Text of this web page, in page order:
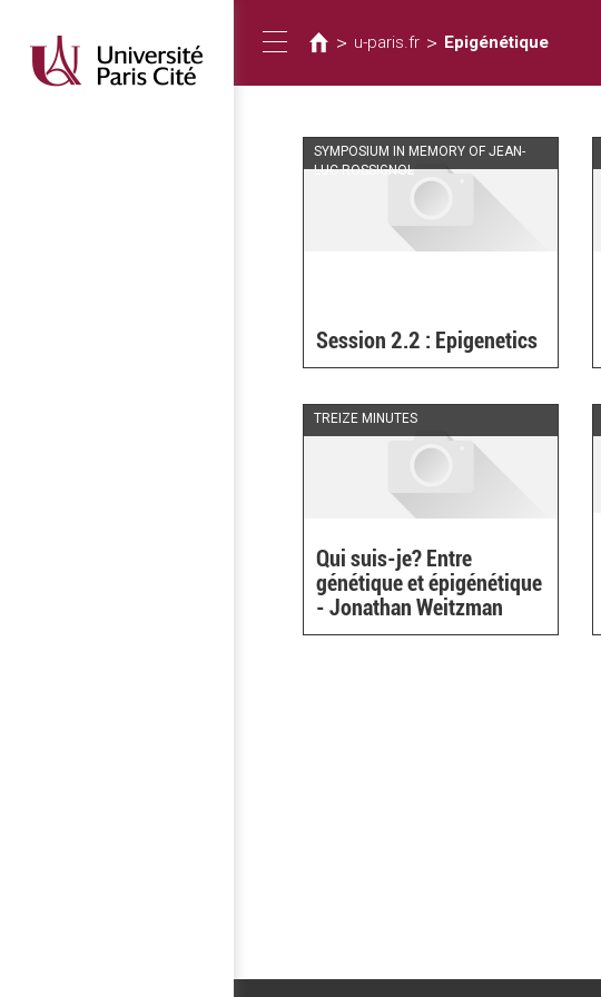
contenido
principal
Toggle
navigation
está
aquí
> u-paris.fr > Epigénétique
SYMPOSIUM IN MEMORY OF JEAN-
LUC ROSSIGNOL
Session 2.2 : Epigenetics
TREIZE MINUTES
Qui suis-je? Entre
génétique et épigénétique
- Jonathan Weitzman